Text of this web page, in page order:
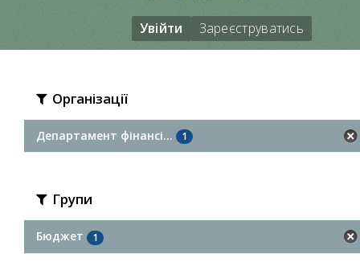
Увійти Зареєструватись
Організації
Департамент фінансі... 1
Групи
Бюджет 1